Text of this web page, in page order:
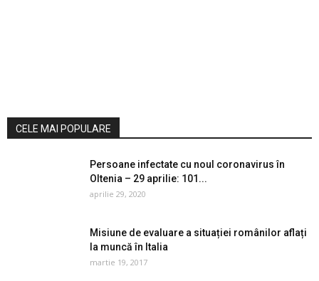
CELE MAI POPULARE
Persoane infectate cu noul coronavirus în
Oltenia – 29 aprilie: 101...
aprilie 29, 2020
Misiune de evaluare a situației românilor aflați
la muncă în Italia
martie 19, 2017